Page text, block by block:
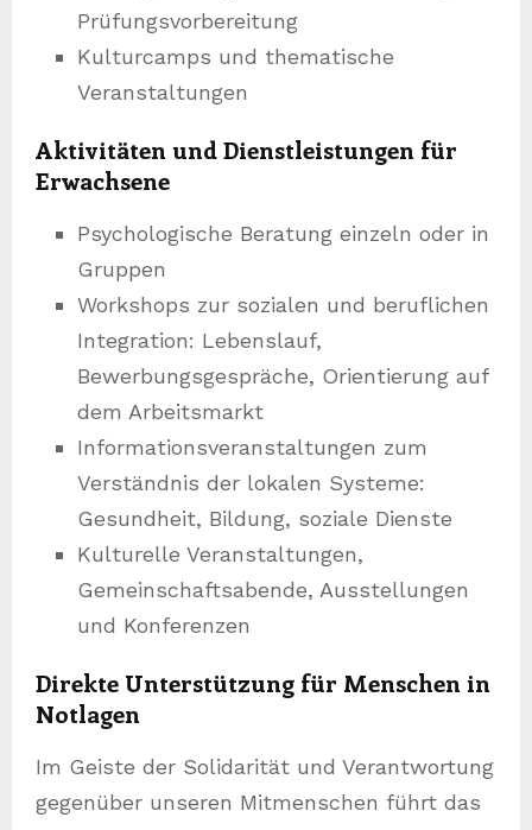
Prüfungsvorbereitung
Kulturcamps und thematische
Veranstaltungen
Aktivitäten und Dienstleistungen für
Erwachsene
Psychologische Beratung einzeln oder in
Gruppen
Workshops zur sozialen und beruflichen
Integration: Lebenslauf,
Bewerbungsgespräche, Orientierung auf
dem Arbeitsmarkt
Informationsveranstaltungen zum
Verständnis der lokalen Systeme:
Gesundheit, Bildung, soziale Dienste
Kulturelle Veranstaltungen,
Gemeinschaftsabende, Ausstellungen
und Konferenzen
Direkte Unterstützung für Menschen in
Notlagen
Im Geiste der Solidarität und Verantwortung
gegenüber unseren Mitmenschen führt das